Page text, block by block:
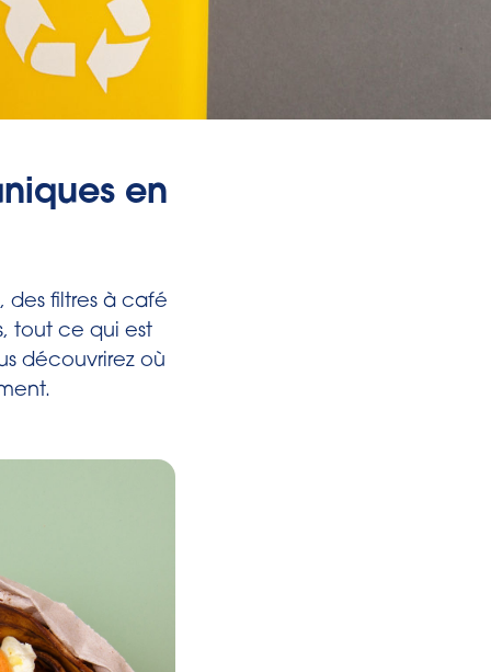
en
des filtres à café
tout ce qui est
découvrirez où